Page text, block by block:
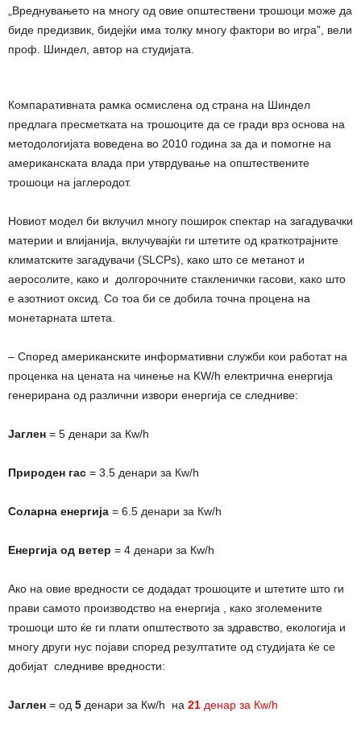
„Вреднувањето на многу од овие општествени трошоци може да
биде предизвик, бидејќи има толку многу фактори во игра”, вели
проф. Шиндел, автор на студијата.
Компаративната рамка осмислена од страна на Шиндел
предлага пресметката на трошоците да се гради врз основа на
методологијата воведена во 2010 година за да и помогне на
американската влада при утврдување на општествените
трошоци на јаглеродот.
Новиот модел би вклучил многу поширок спектар на загадувачки
материи и влијанија, вклучувајќи ги штетите од краткотрајните
климатските загадувачи (SLCPs), како што се метанот и
аеросолите, како и долгорочните стакленички гасови, како што
е азотниот оксид. Со тоа би се добила точна процена на
монетарната штета.
– Според американските информативни служби кои работат на
проценка на цената на чинење на KW/h електрична енергија
генерирана од различни извори енергија се следниве:
Јаглен = 5 денари за Кw/h
Природен гас = 3.5 денари за Кw/h
Соларна енергија = 6.5 денари за Кw/h
Енергија од ветер = 4 денари за Кw/h
Ако на овие вредности се додадат трошоците и штетите што ги
прави самото производство на енергија , како зголемените
трошоци што ќе ги плати општеството за здравство, екологија и
многу други нус појави според резултатите од студијата ќе се
добијат следниве вредности:
Јаглен = од 5 денари за Кw/h на 21 денар за Кw/h